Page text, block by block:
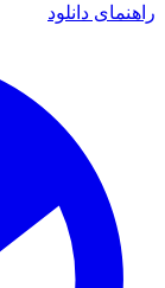
دانلود